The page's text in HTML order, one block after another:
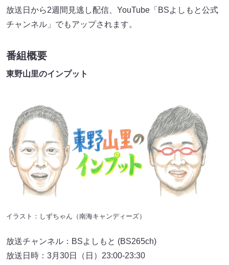
放送日から2週間見逃し配信、YouTube「BSよしもと公式
チャンネル」でもアップされます。
番組概要
東野山里のインプット
イラスト：しずちゃん（南海キャンディーズ）
放送チャンネル：BSよしもと (BS265ch)
放送日時：3月30日（日）23:00-23:30